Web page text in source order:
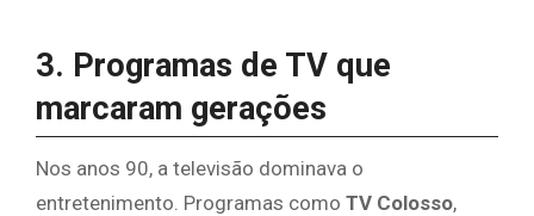
3. Programas de TV que
marcaram gerações
Nos anos 90, a televisão dominava o
entretenimento. Programas como TV Colosso,